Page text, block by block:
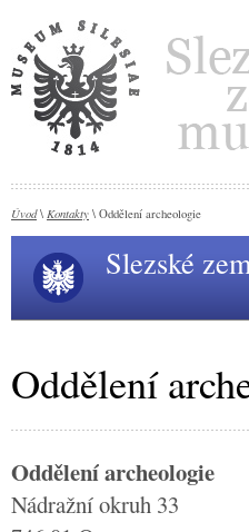
Úvod\ Kontakty \ Oddělení archeologie
Slezské
Oddělení
Oddělení archeologie
Nádražní okruh 33